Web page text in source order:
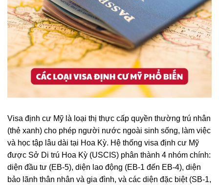
Visa định cư Mỹ là loại thị thực cấp quyền thường trú nhân
(thẻ xanh) cho phép người nước ngoài sinh sống, làm việc
và học tập lâu dài tại Hoa Kỳ. Hệ thống visa định cư Mỹ
được Sở Di trú Hoa Kỳ (USCIS) phân thành 4 nhóm chính:
diện đầu tư (EB-5), diện lao động (EB-1 đến EB-4), diện
bảo lãnh thân nhân và gia đình, và các diện đặc biệt (SB-1,